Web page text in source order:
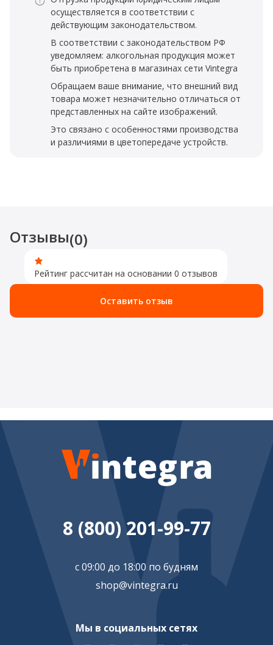
осуществляется в соответствии с
действующим законодательством.
В соответствии с законодательством РФ
уведомляем: алкогольная продукция может
быть приобретена в магазинах сети Vintegra
Обращаем ваше внимание, что внешний вид
товара может незначительно отличаться от
представленных на сайте изображений.
Это связано с особенностями производства
и различиями в цветопередаче устройств.
Отзывы(0)
Рейтинг рассчитан на основании 0 отзывов
Оставить отзыв
8 (800) 201-99-77
с 09:00 до 18:00 по будням
shop@vintegra.ru
Мы в социальных сетях